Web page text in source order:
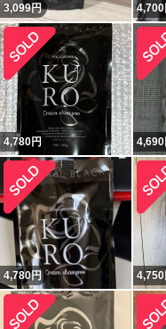
3,099円 4,700
4,780円 4,690
4,780円 4,750